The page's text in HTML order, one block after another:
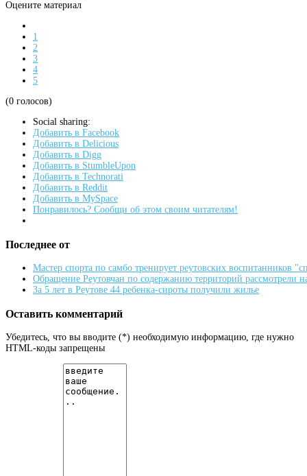
Оцените материал
1
2
3
4
5
(0 голосов)
Social sharing:
Добавить в Facebook
Добавить в Delicious
Добавить в Digg
Добавить в StumbleUpon
Добавить в Technorati
Добавить в Reddit
Добавить в MySpace
Понравилось? Сообщи об этом своим читателям!
Последнее от
Мастер спорта по самбо тренирует реутовских воспитанников
Обращение Реутовчан по содержанию территорий рассмотрели
За 5 лет в Реутове 44 ребенка-сироты получили жилье
Оставить комментарий
Убедитесь, что вы вводите (*) необходимую информацию, где нужно
HTML-коды запрещены